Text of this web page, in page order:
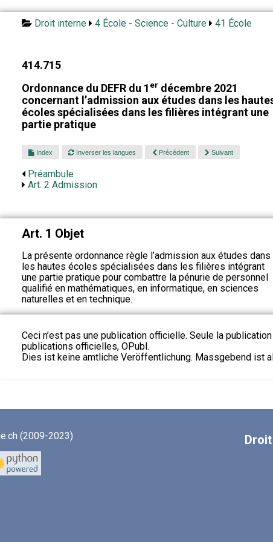
Droit interne 4 École - Science - Culture 41 École
414.715
Ordonnance du DEFR du 1 er décembre 2021
concernant l’admission aux études dans les
écoles spécialisées dans les filières intégrant une
partie pratique
Index Inverser les langues Précédent Suivant
Préambule
Art. 2 Admission
Art. 1 Objet
La présente ordonnance règle l’admission aux études dans
les hautes écoles spécialisées dans les filières intégrant
une partie pratique pour combattre la pénurie de personnel
qualifié en mathématiques, en informatique, en sciences
naturelles et en technique.
Ceci n’est pas une publication officielle. Seule la
publications officielles, OPubl.
Dies ist keine amtliche Veröffentlichung. Massgebend ist
(2009-2023) Droit